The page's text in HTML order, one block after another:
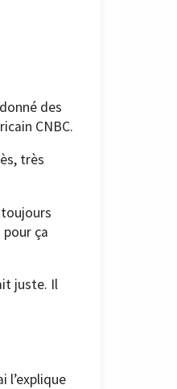
des
CNBC.
très
pour ça
juste. Il
l’explique